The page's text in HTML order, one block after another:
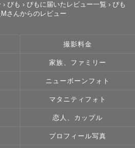
ければと思います♪
› ぴも › ぴもに届いたレビュー一覧 › ぴも
さんからのレビュー
撮影料金
家族、ファミリー
ニューボーンフォト
マタニティフォト
恋人、カップル
プロフィール写真